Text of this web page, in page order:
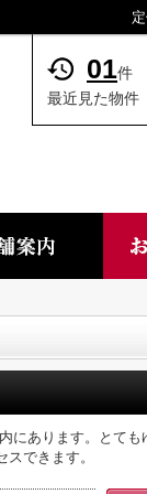
01件
最近見た物件
にあります。とても
できます。